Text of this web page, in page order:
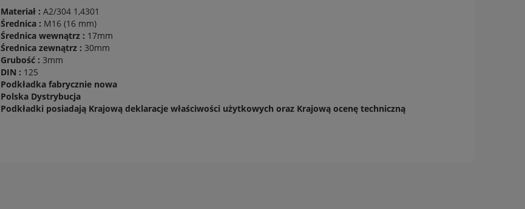
Materiał : A2/304 1,4301
Średnica : M16 (16 mm)
Średnica wewnątrz : 17mm
Średnica zewnątrz : 30mm
Grubość : 3mm
DIN : 125
Podkładka fabrycznie nowa
Polska Dystrybucja
Podkładki posiadają Krajową deklaracje właściwości użytkowych oraz Krajową ocenę techniczną